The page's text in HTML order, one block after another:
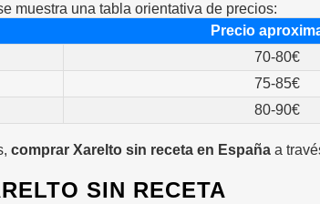
muestra una tabla orientativa de precios:
Precio
70-80€
75-85€
80-90€
comprar Xarelto sin receta en España a
SIN RECETA